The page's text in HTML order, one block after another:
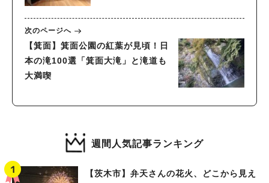
次のページへ
【箕面】箕面公園の紅葉が見頃！日
本の滝100選「箕面大滝」と滝道も
大満喫
週間人気記事ランキング
【茨木市】弁天さんの花火、どこから見え